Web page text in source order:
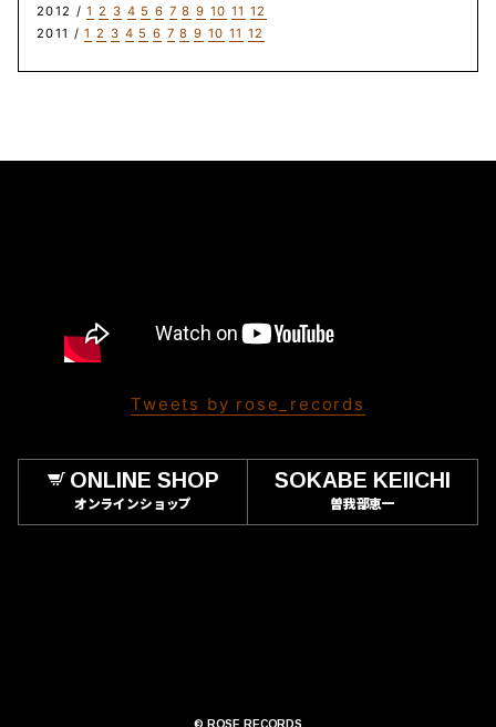
2012 /1 2 3 4 5 6 7 8 9 10 11 12
2011 /1 2 3 4 5 6 7 8 9 10 11 12
Tweets by rose_records
ONLINE SHOP
オンラインショップ
SOKABE KEIICHI
曽我部恵一
© ROSE RECORDS